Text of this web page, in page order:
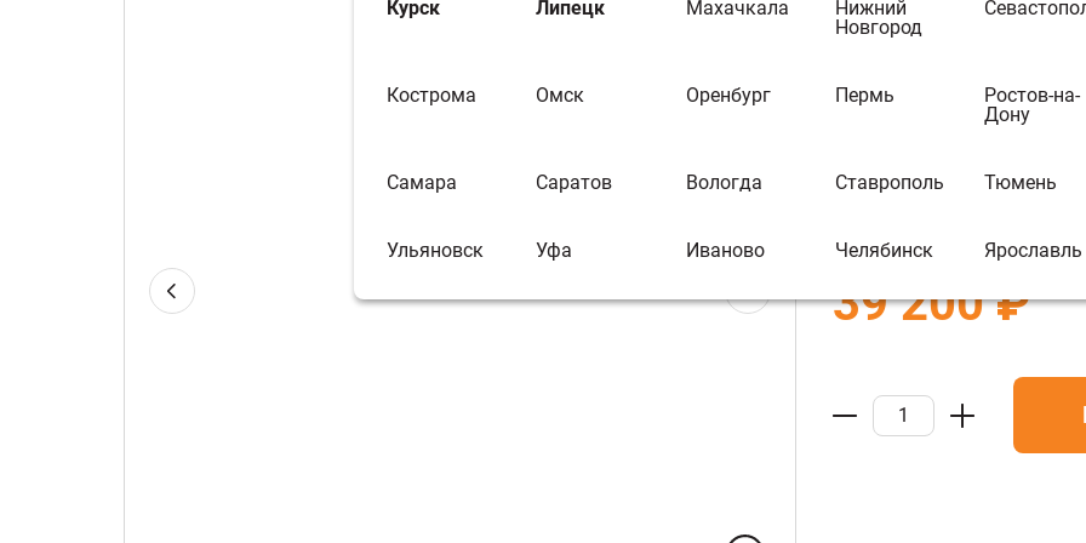
Курск Липецк Махачкала
Нижний
Новгород
Кострома Омск Оренбург Пермь
Ростов-на-
Дону
Самара Саратов Вологда Ставрополь Тюмень
Ульяновск Уфа Иваново Челябинск Ярославль
наборный"
В избранное В
Бренд:Ферингер
39 200 ₽